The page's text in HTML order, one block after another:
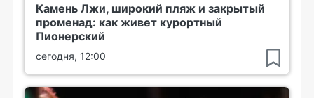
Камень Лжи, широкий пляж и закрытый
променад: как живет курортный
Пионерский
сегодня, 12:00